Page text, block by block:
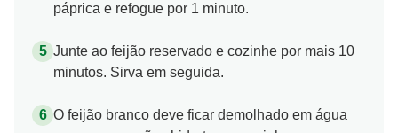
páprica e refogue por 1 minuto.
Junte ao feijão reservado e cozinhe por mais 10
minutos. Sirva em seguida.
O feijão branco deve ficar demolhado em água